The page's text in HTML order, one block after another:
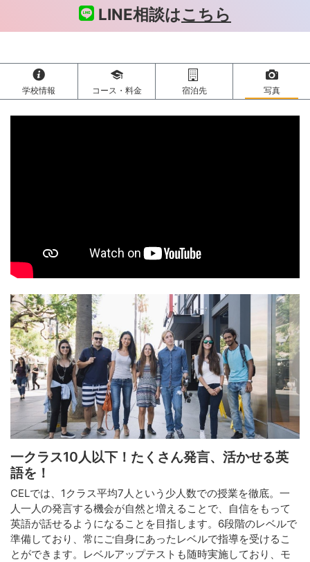
LINE相談はこちら
学校情報 コース・料金 宿泊先 写真
一クラス10人以下！たくさん発言、活かせる英
語を！
CELでは、1クラス平均7人という少人数での授業を徹底。一
人一人の発言する機会が自然と増えることで、自信をもって
英語が話せるようになることを目指します。6段階のレベルで
準備しており、常にご自身にあったレベルで指導を受けるこ
とができます。レベルアップテストも随時実施しており、モ